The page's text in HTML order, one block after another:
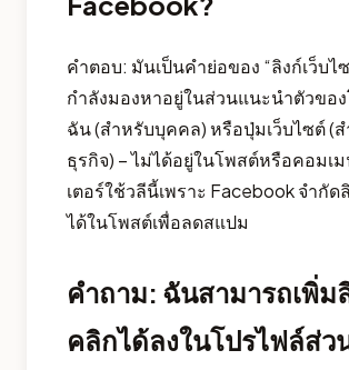
คำตอบ: มันเป็นคำย่อของ “ลิงก์เว็บ
กำลังมองหาอยู่ในส่วนแนะนำตัวขอ
ฉัน (สำหรับบุคคล) หรือปุ่มเว็บไซต์ (
ธุรกิจ) – ไม่ได้อยู่ในโพสต์หรือคอมเม
เตอร์ใช้วลีนี้เพราะ Facebook จำกั
ได้ในโพสต์เพื่อลดสแปม
คำถาม: ฉันสามารถเพิ่ม
คลิกได้ลงในโปรไฟล์ส่ว